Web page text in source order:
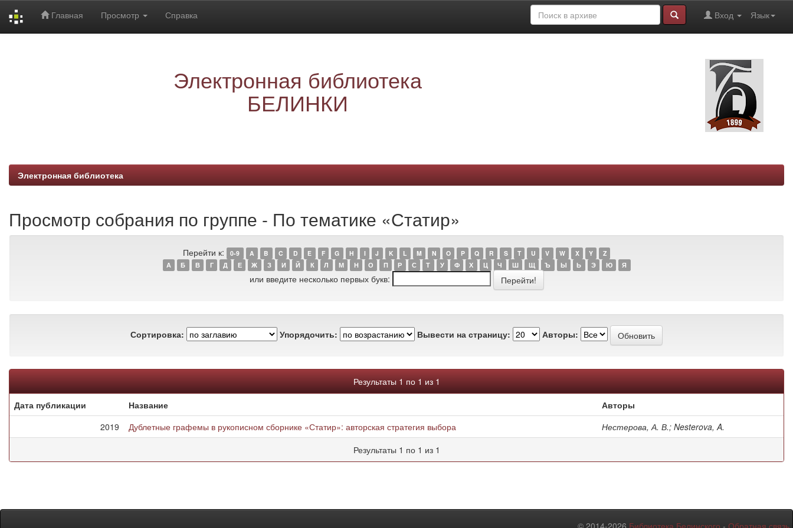
Главная Просмотр Справка Язык
Вход
Электронная библиотека
БЕЛИНКИ
Электронная библиотека
Просмотр собрания по группе - По тематике «Статир»
Перейти к: 0-9 A B C D E F G H I J K L M N O P Q R S T U V W X Y
Z
А
Б В Г Д Е Ж З И Й К Л М Н О П Р С Т У Ф Х Ц Ч Ш Щ Ъ Ы Ь Э Ю Я
или введите несколько первых букв:
Сортировка: Упорядочить: Вывести на страницу: Авторы:
Результаты 1 по 1 из 1
Дата публикации
Название
Авторы
2019
Дублетные графемы в рукописном сборнике «Статир»: авторская стратегия выбора
Нестерова, А. В.; Nesterova, A.
Результаты 1 по 1 из 1
© 2014-2026 Библиотека Белинского - Обратная связь